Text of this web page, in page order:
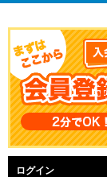
ログイン